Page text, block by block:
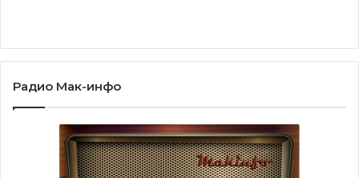
Виктор Филиповски, тапан
Во последните неколку години Виктор Филиповски
Радио Мак-инфо